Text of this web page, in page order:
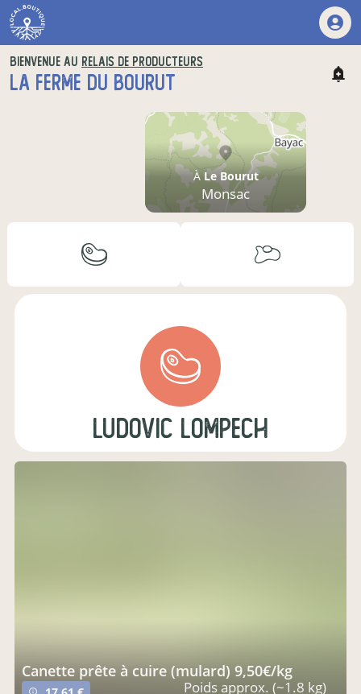
BIENVENUE AU RELAIS DE PRODUCTEURS
LA FERME DU BOURUT
À Le Bourut
Monsac
Ludovic Lompech
canette prête à cuire (mulard) 9,50€/kg
info_outline Poids approx. (~1.8 kg)